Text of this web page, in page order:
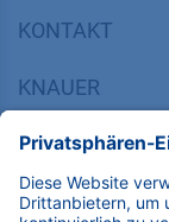
KONTAKT
KNAUER
14163 Berlin,